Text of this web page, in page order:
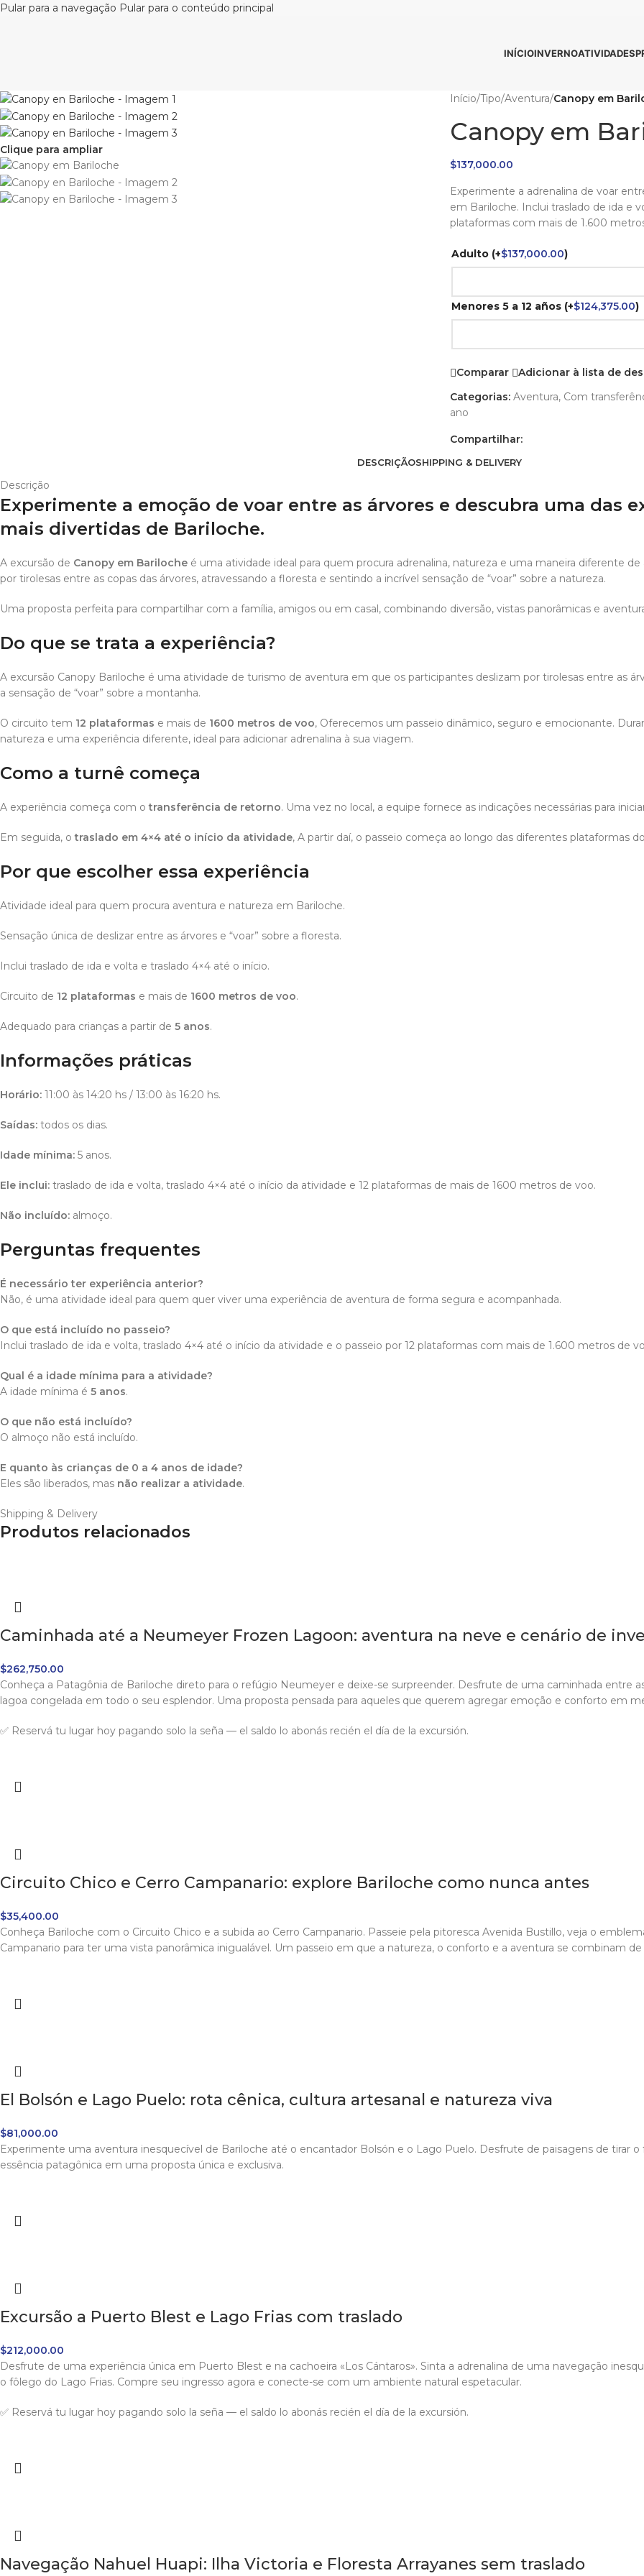
Pular para a navegação Pular para o conteúdo principal
INÍCIOINVERNOATIVIDADES
Clique para ampliar
Início/Tipo/Aventura/Canopy em
Canopy em
$137,000.00
Experimente a adrenalina de voar
em Bariloche. Inclui traslado de ida e
plataformas com mais de 1.600
Adulto (+$137,000.00)
Menores 5 a 12 años (+$124,375.00)
Comparar
Adicionar à lista de
Categorias: Aventura, Com
ano
Compartilhar:
DESCRIÇÃOSHIPPING & DELIVERY
Descrição
Experimente a emoção de voar entre as árvores e descubra uma das
mais divertidas de Bariloche.
A excursão de Canopy em Bariloche é uma atividade ideal para quem procura adrenalina, natureza e uma maneira diferente
por tirolesas entre as copas das árvores, atravessando a floresta e sentindo a incrível sensação de “voar” sobre a natureza.
Uma proposta perfeita para compartilhar com a família, amigos ou em casal, combinando diversão, vistas panorâmicas e
Do que se trata a experiência?
A excursão Canopy Bariloche é uma atividade de turismo de aventura em que os participantes deslizam por tirolesas entre as
a sensação de “voar” sobre a montanha.
O circuito tem 12 plataformas e mais de 1600 metros de voo, Oferecemos um passeio dinâmico, seguro e emocionante.
natureza e uma experiência diferente, ideal para adicionar adrenalina à sua viagem.
Como a turnê começa
A experiência começa com otransferência de retorno. Uma vez no local, a equipe fornece as indicações necessárias para
Em seguida, otraslado em 4×4 até o início da atividade, A partir daí, o passeio começa ao longo das diferentes plataformas
Por que escolher essa experiência
Atividade ideal para quem procura aventura e natureza em Bariloche.
Sensação única de deslizar entre as árvores e “voar” sobre a floresta.
Inclui traslado de ida e volta e traslado 4×4 até o início.
Circuito de 12 plataformas e mais de 1600 metros de voo.
Adequado para crianças a partir de 5 anos.
Informações práticas
Horário: 11:00 às 14:20 hs / 13:00 às 16:20 hs.
Saídas: todos os dias.
Idade mínima: 5 anos.
Ele inclui: traslado de ida e volta, traslado 4×4 até o início da atividade e 12 plataformas de mais de 1600 metros de voo.
Não incluído: almoço.
Perguntas frequentes
É necessário ter experiência anterior?
Não, é uma atividade ideal para quem quer viver uma experiência de aventura de forma segura e acompanhada.
O que está incluído no passeio?
Inclui traslado de ida e volta, traslado 4×4 até o início da atividade e o passeio por 12 plataformas com mais de 1.600 metros de
Qual é a idade mínima para a atividade?
A idade mínima é 5 anos.
O que não está incluído?
O almoço não está incluído.
E quanto às crianças de 0 a 4 anos de idade?
Eles são liberados, mas não realizar a atividade.
Shipping & Delivery
Produtos relacionados
Caminhada até a Neumeyer Frozen Lagoon: aventura na neve e cenário de
$262,750.00
Conheça a Patagônia de Bariloche direto para o refúgio Neumeyer e deixe-se surpreender. Desfrute de uma caminhada entre
lagoa congelada em todo o seu esplendor. Uma proposta pensada para aqueles que querem agregar emoção e conforto em
✅ Reservá tu lugar hoy pagando solo la seña — el saldo lo abonás recién el día de la excursión.
Circuito Chico e Cerro Campanario: explore Bariloche como nunca antes
$35,400.00
Conheça Bariloche com o Circuito Chico e a subida ao Cerro Campanario. Passeie pela pitoresca Avenida Bustillo, veja o
Campanario para ter uma vista panorâmica inigualável. Um passeio em que a natureza, o conforto e a aventura se combinam de
El Bolsón e Lago Puelo: rota cênica, cultura artesanal e natureza viva
$81,000.00
Experimente uma aventura inesquecível de Bariloche até o encantador Bolsón e o Lago Puelo. Desfrute de paisagens de tirar
essência patagônica em uma proposta única e exclusiva.
Excursão a Puerto Blest e Lago Frias com traslado
$212,000.00
Desfrute de uma experiência única em Puerto Blest e na cachoeira «Los Cántaros». Sinta a adrenalina de uma navegação
o fôlego do Lago Frias. Compre seu ingresso agora e conecte-se com um ambiente natural espetacular.
✅ Reservá tu lugar hoy pagando solo la seña — el saldo lo abonás recién el día de la excursión.
Navegação Nahuel Huapi: Ilha Victoria e Floresta Arrayanes sem traslado